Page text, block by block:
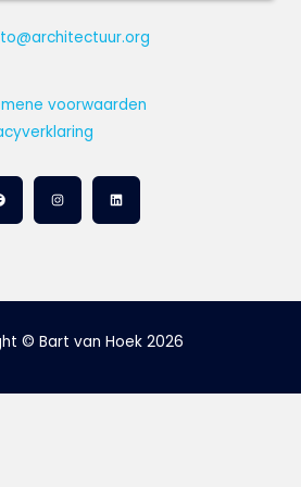
voorwaarden
© Bart van Hoek 2026